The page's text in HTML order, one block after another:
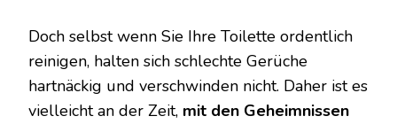
Doch selbst wenn Sie Ihre Toilette ordentlich
reinigen, halten sich schlechte Gerüche
hartnäckig und verschwinden nicht. Daher ist es
vielleicht an der Zeit, mit den Geheimnissen